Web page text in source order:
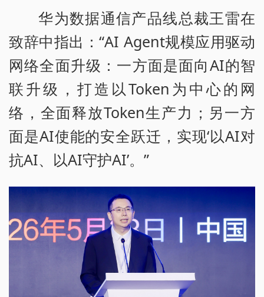
华为数据通信产品线总裁王雷在
致辞中指出：“AI Agent规模应用驱动
网络全面升级：一方面是面向AI的智
联升级，打造以Token为中心的网
络，全面释放Token生产力；另一方
面是AI使能的安全跃迁，实现‘以AI对
抗AI、以AI守护AI’。”